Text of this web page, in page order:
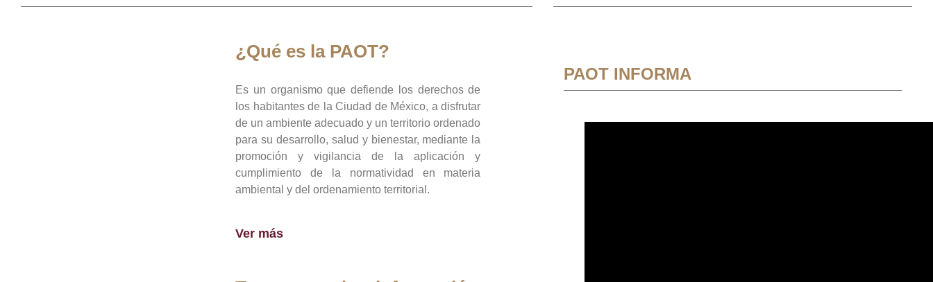
¿Qué es la PAOT?
Es un organismo que defiende los derechos de
los habitantes de la Ciudad de México, a disfrutar
de un ambiente adecuado y un territorio ordenado
para su desarrollo, salud y bienestar, mediante la
promoción y vigilancia de la aplicación y
cumplimiento de la normatividad en materia
ambiental y del ordenamiento territorial.
Ver más
PAOT INFORMA